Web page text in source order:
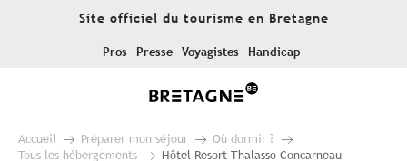
Site officiel du tourisme en Bretagne
Pros Presse Voyagistes Handicap
Accueil Préparer mon séjour
Où dormir ?
Tous les hébergements
Hôtel Resort Thalasso Concarneau